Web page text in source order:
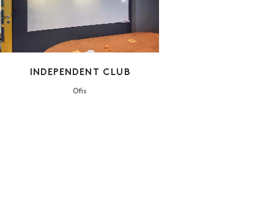
INDEPENDENT CLUB
Ofis